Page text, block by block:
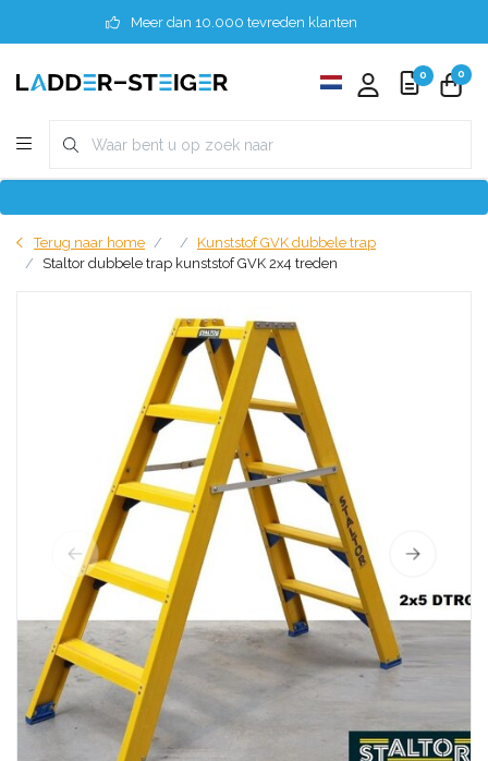
Meer dan 10.000 tevreden klanten
0 0
Terug naar home
Kunststof GVK dubbele trap
Staltor dubbele trap kunststof GVK 2x4 treden